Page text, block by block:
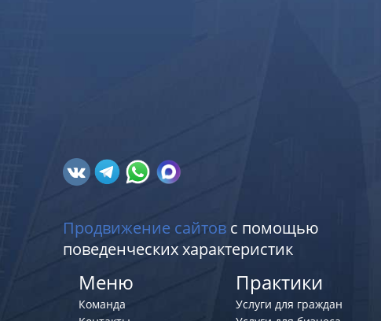
Продвижение сайтовс помощью
поведенческих характеристик
Меню
Команда
Практики
Услуги для граждан